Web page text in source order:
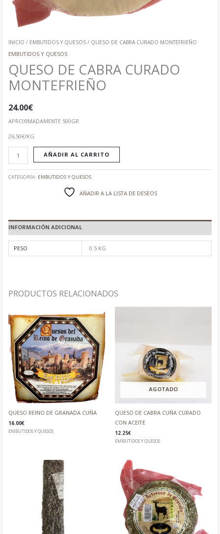
INICIO / EMBUTIDOS Y QUESOS/ QUESO DE CABRA CURADO MONTEFRIEÑO
EMBUTIDOS Y QUESOS
QUESO DE CABRA CURADO
MONTEFRIEÑO
24.00€
APROXIMADAMENTE 500GR
26,50€/KG
AÑADIR AL CARRITO
CATEGORÍA: EMBUTIDOS Y QUESOS
AÑADIR A LA LISTA DE DESEOS
INFORMACIÓN ADICIONAL
PESO 0.5 KG
PRODUCTOS RELACIONADOS
QUESO REINO DE GRANADA CUÑA
16.00€
EMBUTIDOS Y QUESOS
AGOTADO
QUESO DE CABRA CUÑA CURADO
CON ACEITE
12.25€
EMBUTIDOS Y QUESOS